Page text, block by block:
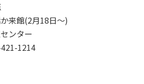
来館(2月18日～)
ンター
1214